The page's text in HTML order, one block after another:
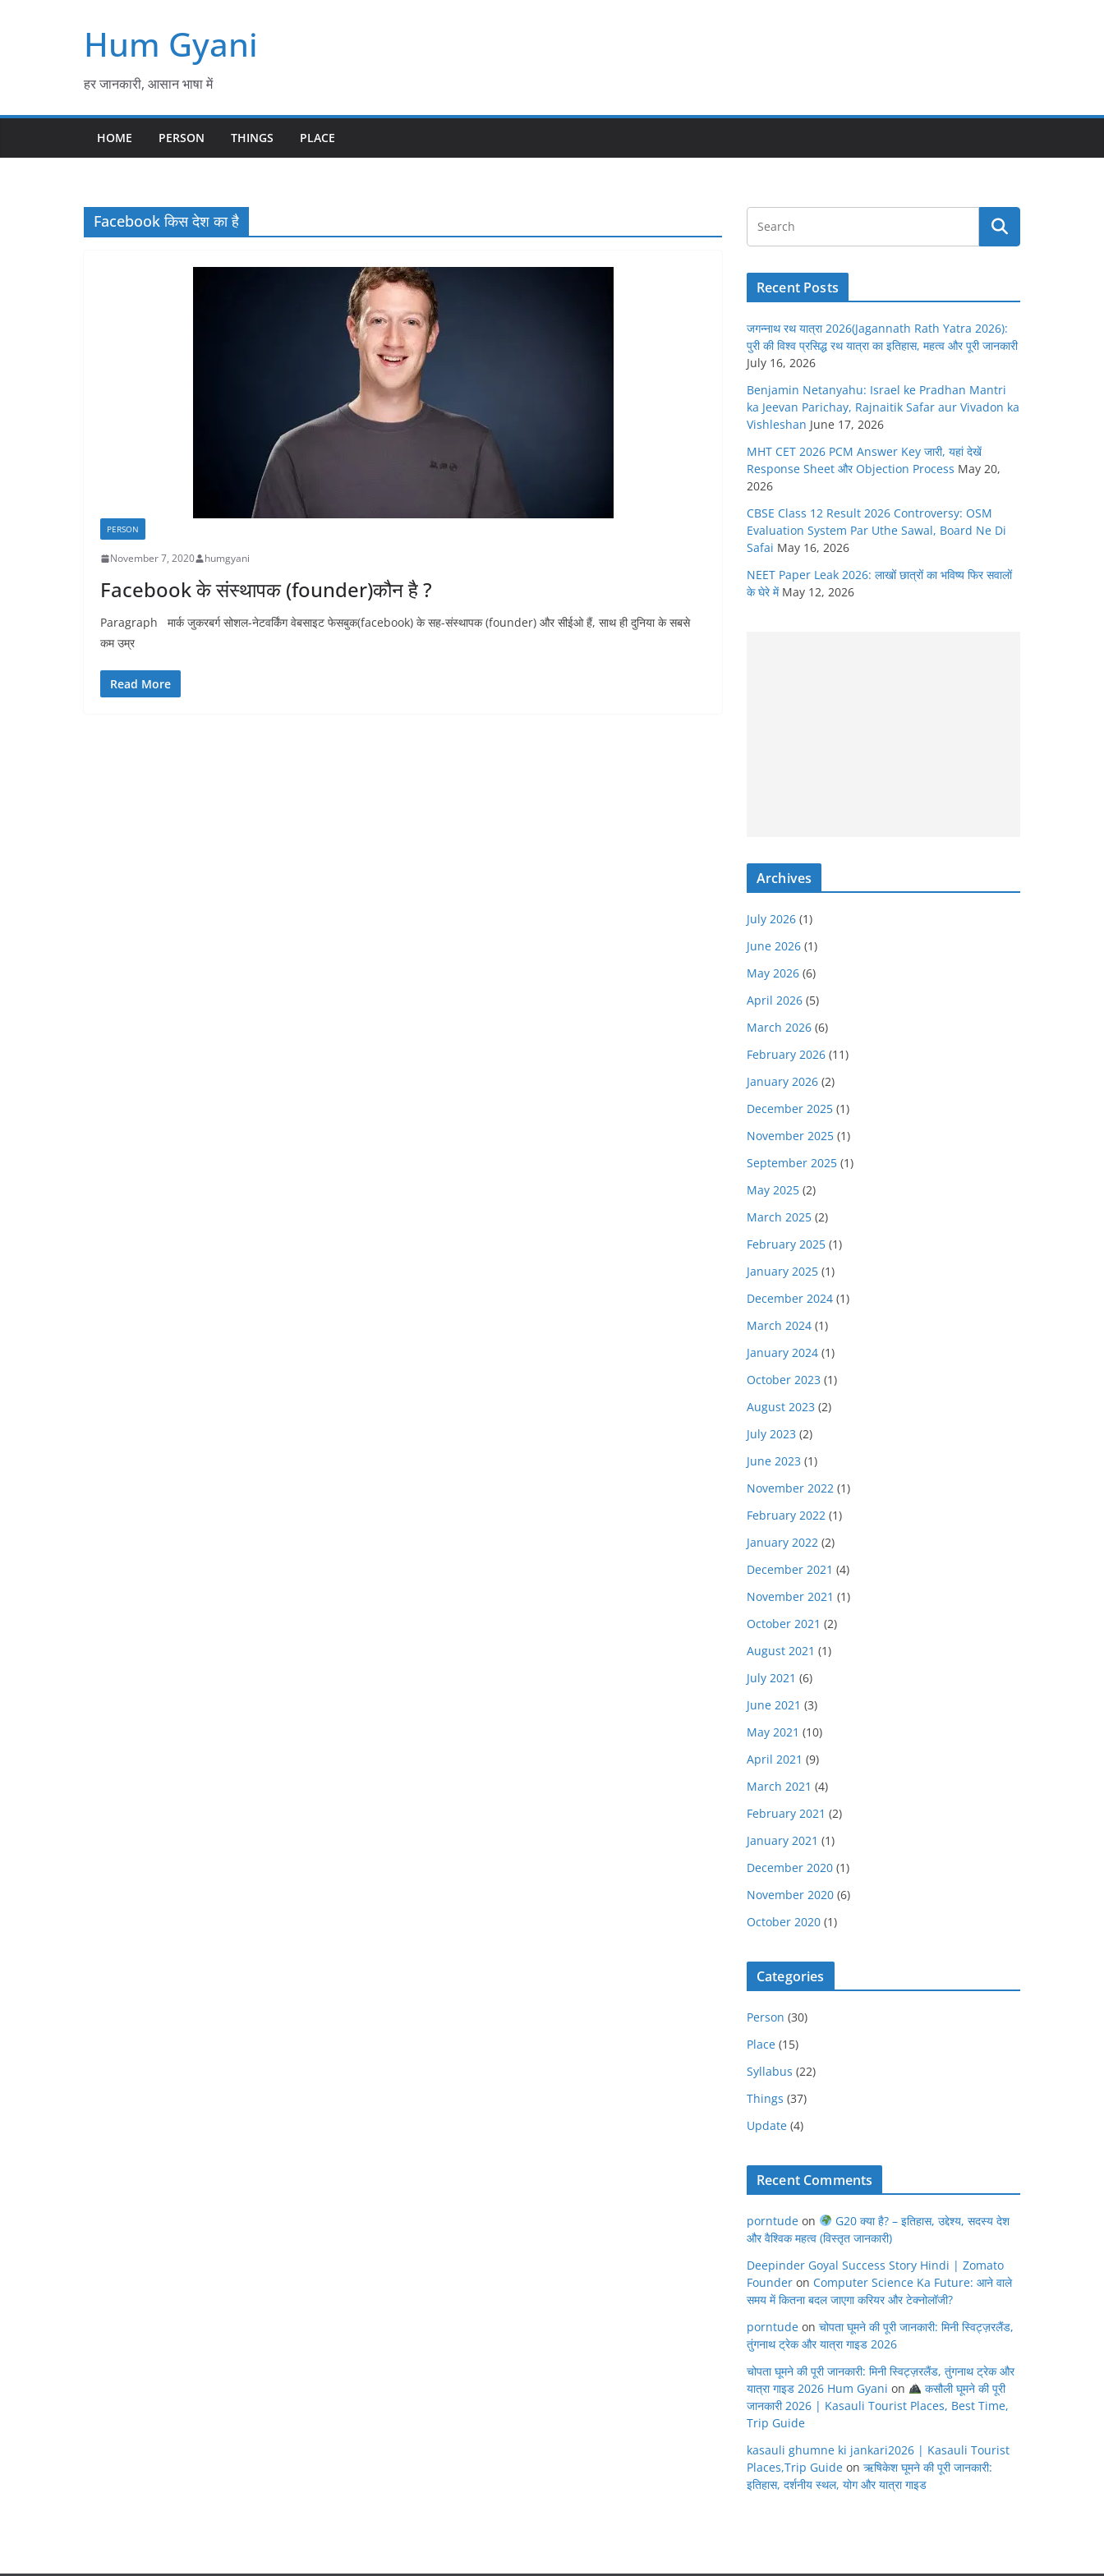
Hum Gyani
हर जानकारी, आसान भाषा में
HOME PERSON THINGS PLACE
Facebook किस देश का है
PERSON
November 7, 2020 humgyani
Facebook के संस्थापक (founder)कौन है ?
Paragraph मार्क जुकरबर्ग सोशल-नेटवर्किंग वेबसाइट फेसबुक(facebook) के सह-संस्थापक (founder) और सीईओ हैं, साथ ही दुनिया के सबसे
कम उम्र
Read More
Recent Posts
जगन्नाथ रथ यात्रा 2026(Jagannath Rath Yatra 2026):
पुरी की विश्व प्रसिद्ध रथ यात्रा का इतिहास, महत्व और पूरी जानकारी
July 16, 2026
Benjamin Netanyahu: Israel ke Pradhan Mantri
ka Jeevan Parichay, Rajnaitik Safar aur Vivadon ka
Vishleshan June 17, 2026
MHT CET 2026 PCM Answer Key जारी, यहां देखें
Response Sheet और Objection Process May 20,
2026
CBSE Class 12 Result 2026 Controversy: OSM
Evaluation System Par Uthe Sawal, Board Ne Di
Safai May 16, 2026
NEET Paper Leak 2026: लाखों छात्रों का भविष्य फिर सवालों
के घेरे में May 12, 2026
Archives
July 2026 (1)
June 2026 (1)
May 2026 (6)
April 2026 (5)
March 2026 (6)
February 2026 (11)
January 2026 (2)
December 2025 (1)
November 2025 (1)
September 2025 (1)
May 2025 (2)
March 2025 (2)
February 2025 (1)
January 2025 (1)
December 2024 (1)
March 2024 (1)
January 2024 (1)
October 2023 (1)
August 2023 (2)
July 2023 (2)
June 2023 (1)
November 2022 (1)
February 2022 (1)
January 2022 (2)
December 2021 (4)
November 2021 (1)
October 2021 (2)
August 2021 (1)
July 2021 (6)
June 2021 (3)
May 2021 (10)
April 2021 (9)
March 2021 (4)
February 2021 (2)
January 2021 (1)
December 2020 (1)
November 2020 (6)
October 2020 (1)
Categories
Person (30)
Place (15)
Syllabus (22)
Things (37)
Update (4)
Recent Comments
porntude on
G20 क्या है? – इतिहास, उद्देश्य, सदस्य देश
और वैश्विक महत्व (विस्तृत जानकारी)
Deepinder Goyal Success Story Hindi | Zomato
Founder on Computer Science Ka Future: आने वाले
समय में कितना बदल जाएगा करियर और टेक्नोलॉजी?
porntude on चोपता घूमने की पूरी जानकारी: मिनी स्विट्ज़रलैंड,
तुंगनाथ ट्रेक और यात्रा गाइड 2026
चोपता घूमने की पूरी जानकारी: मिनी स्विट्ज़रलैंड, तुंगनाथ ट्रेक और
यात्रा गाइड 2026 Hum Gyani on
कसौली घूमने की पूरी
जानकारी 2026 | Kasauli Tourist Places, Best Time,
Trip Guide
kasauli ghumne ki jankari2026 | Kasauli Tourist
Places,Trip Guide on ऋषिकेश घूमने की पूरी जानकारी:
इतिहास, दर्शनीय स्थल, योग और यात्रा गाइड